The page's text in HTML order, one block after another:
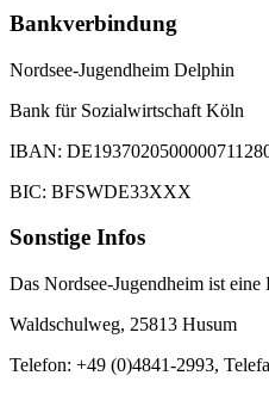
Bankverbindung
Nordsee-Jugendheim Delphin
Bank für Sozialwirtschaft Köln
IBAN:
BIC: BFSWDE33XXX
Sonstige Infos
Das Nordsee-Jugendheim ist
Waldschulweg, 25813 Husum
Telefon: +49 (0)4841-2993,